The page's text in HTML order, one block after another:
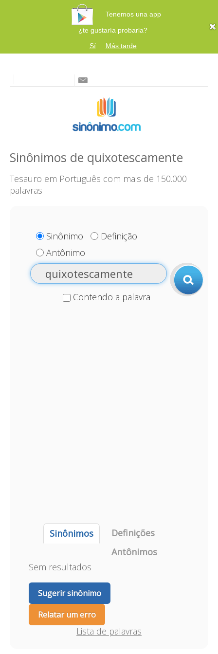
Tenemos una app
¿te gustaría probarla?
Sí
Más tarde
Sinônimos de quixotescamente
Tesauro em Português com mais de 150.000
palavras
Sinônimo
Definição
Antônimo
Contendo a palavra
Sinônimos
Definições
Antônimos
Sem resultados
Sugerir sinônimo
Relatar um erro
Lista de palavras